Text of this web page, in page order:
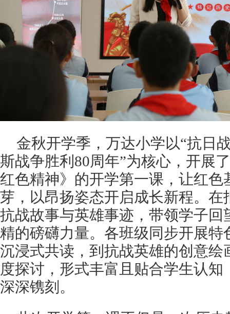
金秋开学季，万达小学以“抗日
斯战争胜利80周年”为核心，开展
红色精神》的开学第一课，让红色
芽，以昂扬姿态开启成长新程。 在
抗战故事与英雄事迹，带领学子回
精的磅礴力量。各班级同步开展特
沉浸式共读，到抗战英雄的创意绘
度探讨，形式丰富且贴合学生认
深深镌刻。